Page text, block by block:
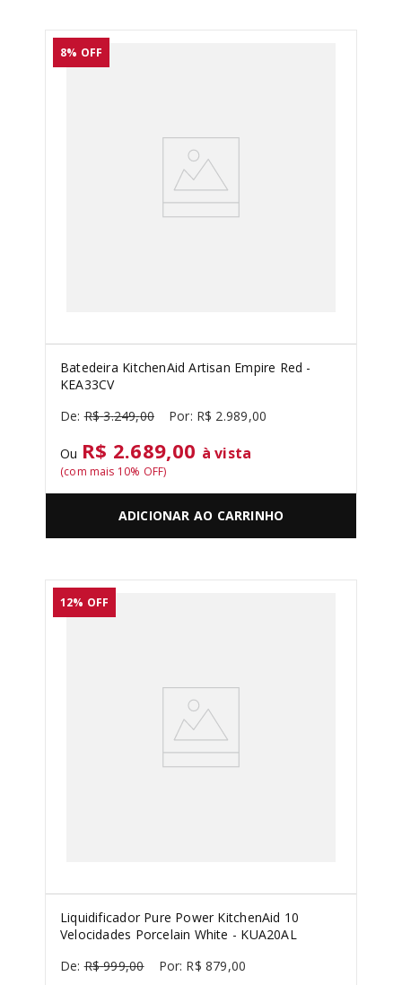
8% OFF
Batedeira KitchenAid Artisan Empire Red -
KEA33CV
R$ 3.249,00 R$ 2.989,00
Ou R$ 2.689,00 à vista
(com mais 10% OFF)
ADICIONAR AO CARRINHO
12% OFF
Liquidificador Pure Power KitchenAid 10
Velocidades Porcelain White - KUA20AL
R$ 999,00 R$ 879,00